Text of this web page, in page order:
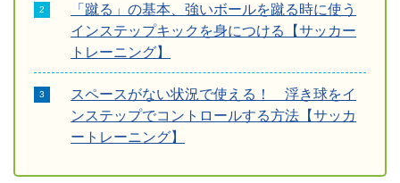
「蹴る」の基本、強いボールを蹴る時に使う
インステップキックを身につける【サッカー
トレーニング】
スペースがない状況で使える！ 浮き球をイ
ンステップでコントロールする方法【サッカ
ートレーニング】